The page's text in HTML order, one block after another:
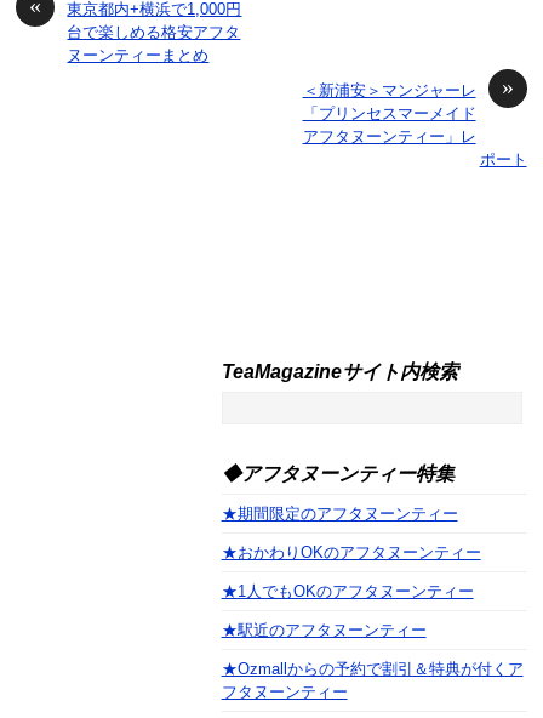
東京都内+横浜で1,000円
台で楽しめる格安アフタ
ヌーンティーまとめ
»
＜新浦安＞マンジャーレ
「プリンセスマーメイド
アフタヌーンティー」レ
ポート
TeaMagazineサイト内検索
◆アフタヌーンティー特集
★期間限定のアフタヌーンティー
★おかわりOKのアフタヌーンティー
★1人でもOKのアフタヌーンティー
★駅近のアフタヌーンティー
★Ozmallからの予約で割引＆特典が付くア
フタヌーンティー